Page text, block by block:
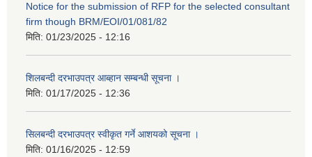
Notice for the submission of RFP for the selected consultant
firm though BRM/EOI/01/081/82
मिति: 01/23/2025 - 12:16
शिलबन्दी दरभाउपत्र आब्हान सम्बन्धी सूचना ।
मिति: 01/17/2025 - 12:36
सिलबन्दी दरभाउपत्र स्वीकृत गर्ने आशयको सूचना ।
मिति: 01/16/2025 - 12:59